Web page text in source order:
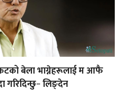
बेला भाग्नेहरूलाई म आफै
गरिदिन्छु− लिङ्देन